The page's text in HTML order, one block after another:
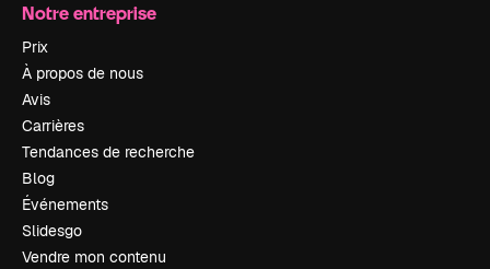
Notre entreprise
Prix
À propos de nous
Avis
Carrières
Tendances de recherche
Blog
Événements
Slidesgo
Vendre mon contenu